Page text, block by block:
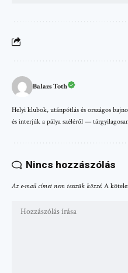
Balazs Toth
Helyi klubok, utánpótlás és országos
és interjúk a pálya széléről —
Nincs hozzászólás
Az e-mail címet nem tesszük közzé. A